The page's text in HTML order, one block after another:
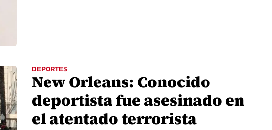
DEPORTES
New Orleans: Conocido
deportista fue asesinado en
el atentado terrorista